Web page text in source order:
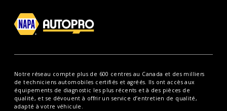
Notre réseau compte plus de 600 centres au Canada et des milliers
de techniciens automobiles certifiés et agréés. Ils ont accès aux
équipements de diagnostic les plus récents et à des pièces de
qualité, et se dévouent à offrir un service d’entretien de qualité,
adapté à votre véhicule.